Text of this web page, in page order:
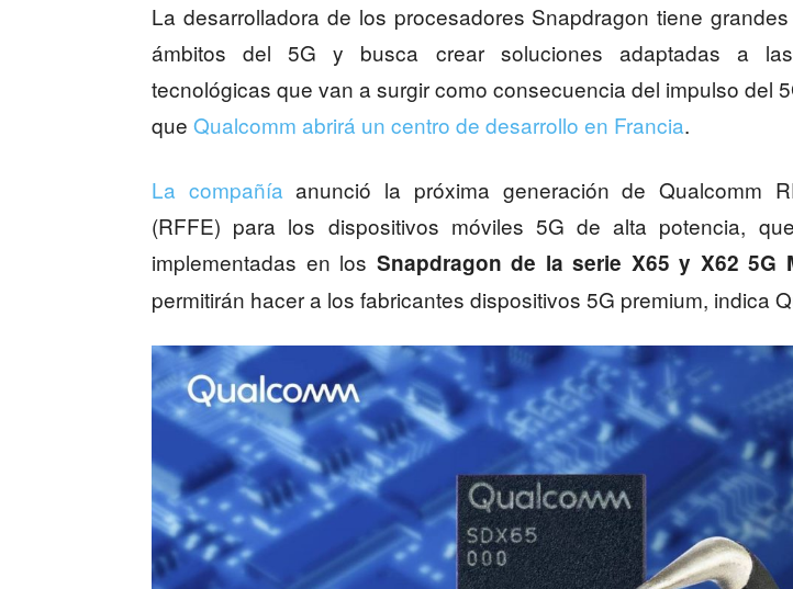
La desarrolladora de los procesadores Snapdragon tiene
ámbitos del 5G y busca crear soluciones adaptadas a
tecnológicas que van a surgir como consecuencia del impulso del
que Qualcomm abrirá un centro de desarrollo en Francia.
La compañía anunció la próxima generación de Qualcomm
(RFFE) para los dispositivos móviles 5G de alta potencia,
implementadas en los Snapdragon de la serie X65 y X62 5G
permitirán hacer a los fabricantes dispositivos 5G premium, indica